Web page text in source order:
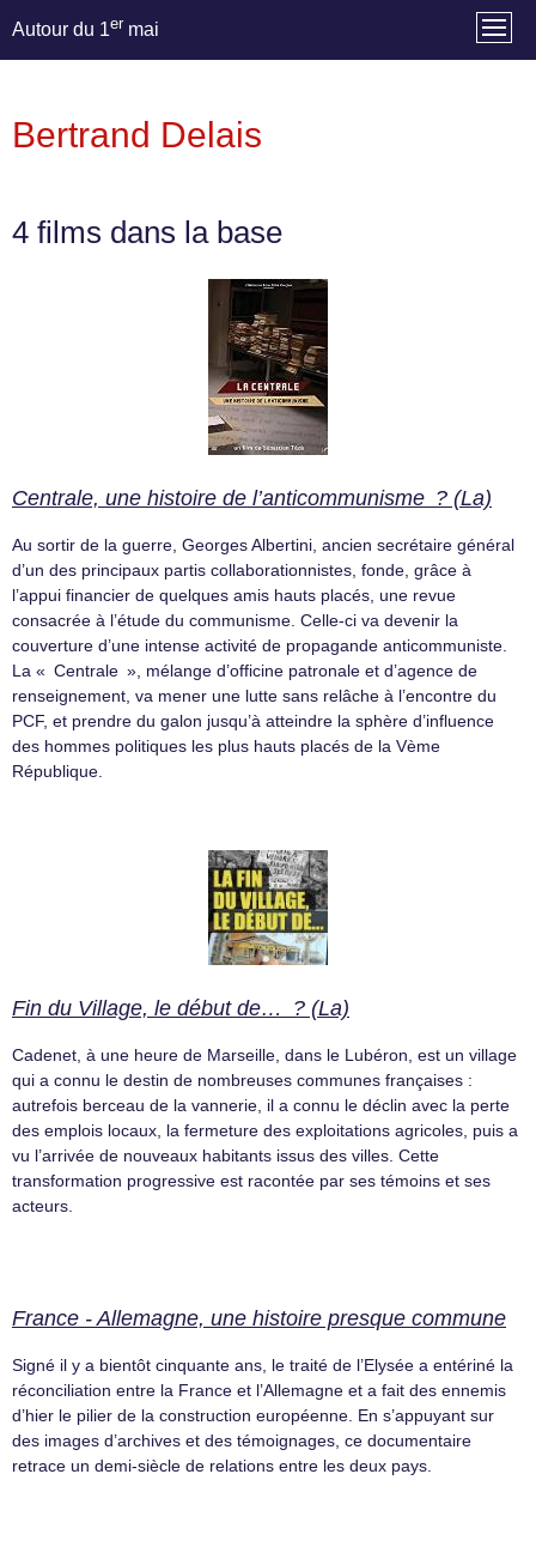
Autour du 1er mai
Bertrand Delais
4 films dans la base
Centrale, une histoire de l’anticommunisme ? (La)
Au sortir de la guerre, Georges Albertini, ancien secrétaire général
d’un des principaux partis collaborationnistes, fonde, grâce à
l’appui financier de quelques amis hauts placés, une revue
consacrée à l’étude du communisme. Celle-ci va devenir la
couverture d’une intense activité de propagande anticommuniste.
La « Centrale », mélange d’officine patronale et d’agence de
renseignement, va mener une lutte sans relâche à l’encontre du
PCF, et prendre du galon jusqu’à atteindre la sphère d’influence
des hommes politiques les plus hauts placés de la Vème
République.
Fin du Village, le début de… ? (La)
Cadenet, à une heure de Marseille, dans le Lubéron, est un village
qui a connu le destin de nombreuses communes françaises :
autrefois berceau de la vannerie, il a connu le déclin avec la perte
des emplois locaux, la fermeture des exploitations agricoles, puis a
vu l’arrivée de nouveaux habitants issus des villes. Cette
transformation progressive est racontée par ses témoins et ses
acteurs.
France - Allemagne, une histoire presque commune
Signé il y a bientôt cinquante ans, le traité de l’Elysée a entériné la
réconciliation entre la France et l’Allemagne et a fait des ennemis
d’hier le pilier de la construction européenne. En s’appuyant sur
des images d’archives et des témoignages, ce documentaire
retrace un demi-siècle de relations entre les deux pays.